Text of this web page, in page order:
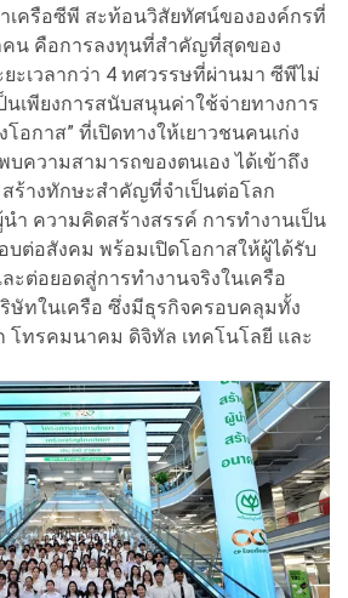
เครือซีพี สะท้อนวิสัยทัศน์ขององค์กรที่
คน คือการลงทุนที่สำคัญที่สุดของ
ยะเวลากว่า 4 ทศวรรษที่ผ่านมา ซีพีไม่
เพียงการสนับสนุนค่าใช้จ่ายทางการ
โอกาส” ที่เปิดทางให้เยาวชนคนเก่ง
ความสามารถของตนเอง ได้เข้าถึง
ร้างทักษะสำคัญที่จำเป็นต่อโลก
ำ ความคิดสร้างสรรค์ การทำงานเป็น
ต่อสังคม พร้อมเปิดโอกาสให้ผู้ได้รับ
ะต่อยอดสู่การทำงานจริงในเครือ
ทในเครือ ซึ่งมีธุรกิจครอบคลุมทั้ง
โทรคมนาคม ดิจิทัล เทคโนโลยี และ